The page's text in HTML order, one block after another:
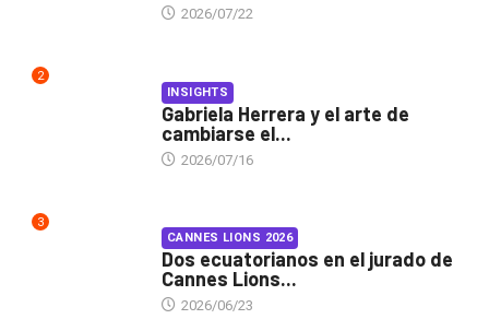
2026/07/22
2
INSIGHTS
Gabriela Herrera y el arte de
cambiarse el...
2026/07/16
3
CANNES LIONS 2026
Dos ecuatorianos en el jurado de
Cannes Lions...
2026/06/23